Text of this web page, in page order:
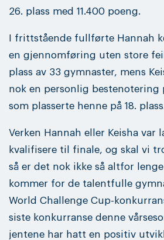
26. plass med 11.400 poeng.
I frittstående fullførte Hannah
en gjennomføring uten store
plass av 33 gymnaster, mens
nok en personlig bestenotering
som plasserte henne på 18.
Verken Hannah eller Keisha var
kvalifisere til finale, og skal vi
så er det nok ikke så altfor
kommer for de talentfulle
World Challenge Cup-
siste konkurranse denne
jentene har hatt en positiv